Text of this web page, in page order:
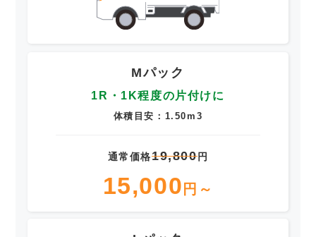
Mパック
1R・1K程度の片付けに
体積目安：1.50m3
通常価格19,800円
15,000 円～